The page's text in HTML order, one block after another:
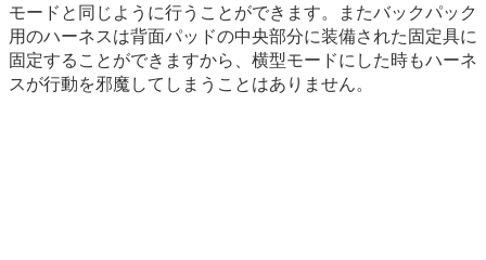
モードと同じように行うことができます。またバックパック
用のハーネスは背面パッドの中央部分に装備された固定具に
固定することができますから、横型モードにした時もハーネ
スが行動を邪魔してしまうことはありません。